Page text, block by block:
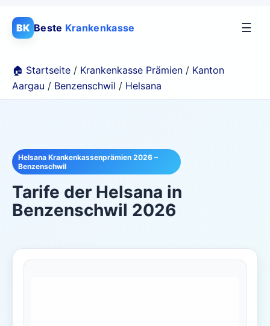
BK Beste Krankenkasse ☰
🏠 Startseite / Krankenkasse Prämien / Kanton
Aargau / Benzenschwil / Helsana
Helsana Krankenkassenprämien 2026 –
Benzenschwil
Tarife der Helsana in
Benzenschwil 2026